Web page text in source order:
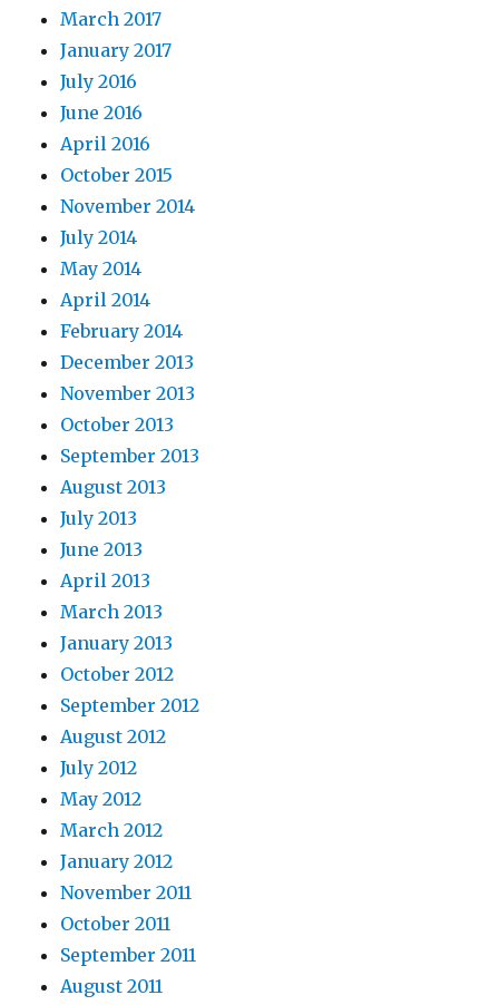
March 2017
January 2017
July 2016
June 2016
April 2016
October 2015
November 2014
July 2014
May 2014
April 2014
February 2014
December 2013
November 2013
October 2013
September 2013
August 2013
July 2013
June 2013
April 2013
March 2013
January 2013
October 2012
September 2012
August 2012
July 2012
May 2012
March 2012
January 2012
November 2011
October 2011
September 2011
August 2011